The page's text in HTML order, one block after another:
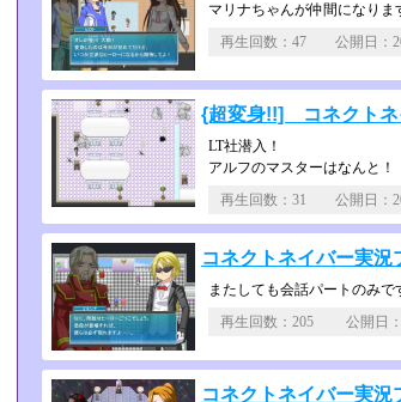
マリナちゃんが仲間になりま
再生回数：47 公開日
{超変身!!] コネクト
LT社潜入！
アルフのマスターはなんと！
再生回数：31 公開日
コネクトネイバー実
またしても会話パートのみで
再生回数：205 公開日
コネクトネイバー実